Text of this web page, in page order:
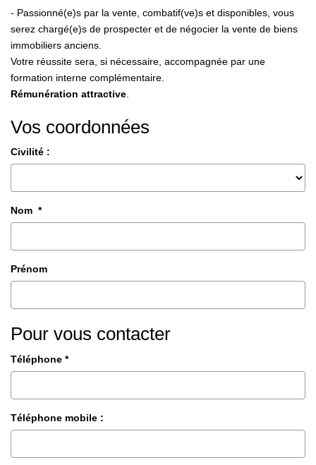
CHASSE IMMOBILIÈRE
NOTRE AGENCE
Avis Clients
- Passionné(e)s par la vente, combatif(ve)s et disponibles, vous
serez chargé(e)s de prospecter et de négocier la vente de biens
immobiliers anciens.
Votre réussite sera, si nécessaire, accompagnée par une
formation interne complémentaire.
Rémunération attractive
Vos coordonnées
Civilité :
Nom *
Prénom
Pour vous contacter
Téléphone *
Téléphone mobile :